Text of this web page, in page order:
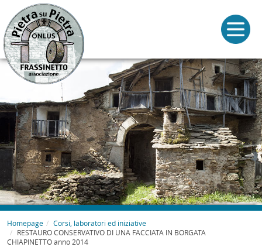
Homepage
Corsi, laboratori ed iniziative
RESTAURO CONSERVATIVO DI UNA FACCIATA IN BORGATA
CHIAPINETTO anno 2014